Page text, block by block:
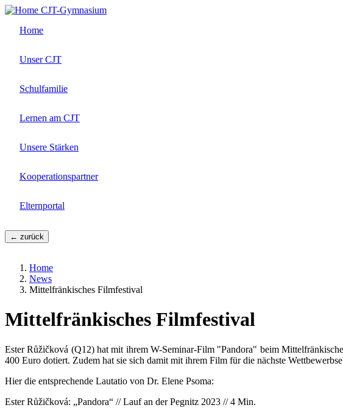
Direkt
Inhalt
CJT-Gymnasium
Home
Unser CJT
Schulfamilie
Lernen am CJT
Unsere Stärken
Kooperationspartner
Elternportal
← zurück
Home
News
Mittelfränkisches Filmfestival
Mittelfränkisches Filmfestival
Textkörper
Ester Růžičková (Q12) hat mit ihrem W-Seminar-Film "Pandora" beim
400 Euro dotiert. Zudem hat sie sich damit mit ihrem Film für die nächste
Hier die entsprechende Lautatio von Dr. Elene Psoma:
Ester Růžičková: „Pandora“ // Lauf an der Pegnitz 2023 // 4 Min.